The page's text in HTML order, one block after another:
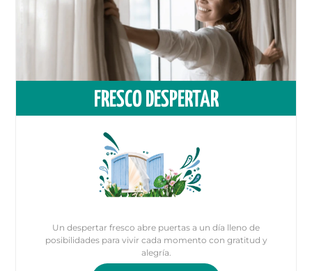
FRESCO DESPERTAR
Un despertar fresco abre puertas a un día lleno de
posibilidades para vivir cada momento con gratitud y
alegría.